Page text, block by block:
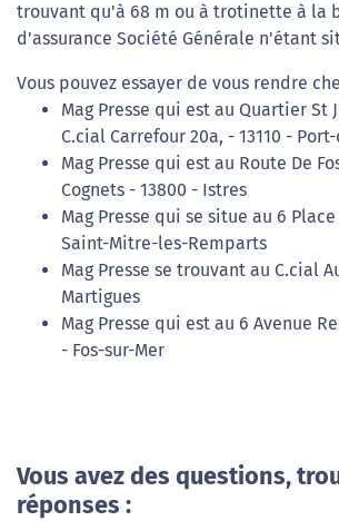
trouvant qu'à 68 m ou à trotinette à la
d'assurance Société Générale n'étant
Vous pouvez essayer de vous rendre
Mag Presse qui est au Quartier St
C.cial Carrefour 20a, - 13110 -
Mag Presse qui est au Route De
Cognets - 13800 - Istres
Mag Presse qui se situe au 6
Saint-Mitre-les-Remparts
Mag Presse se trouvant au C.cial
Martigues
Mag Presse qui est au 6 Avenue
- Fos-sur-Mer
Vous avez des questions,
réponses :